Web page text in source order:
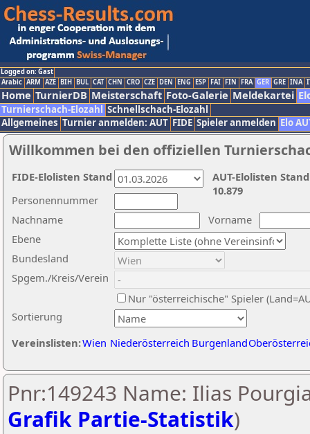
Logged on: Gast
Arabic ARM AZE BIH BUL CAT CHN CRO CZE DEN ENG ESP FAI FIN FRA GER GRE INA
Home TurnierDB Meisterschaft Foto-Galerie Meldekartei
Turnierschach-Elozahl Schnellschach-Elozahl
Allgemeines Turnier anmelden: AUT FIDE Spieler anmelden Elo
Willkommen bei den offiziellen
Nachname
Vorname
Ebene
Sortierung
Personennummer
Bundesland
Spgem./Kreis/Verein
Nur "österreichische" Spieler
Vereinslisten:Wien Niederösterreich Burgenland
AUT-Elolisten
10.879
FIDE-Elolisten Stand
Pnr:149243 Name: Ilias
Grafik Partie-Statistik)